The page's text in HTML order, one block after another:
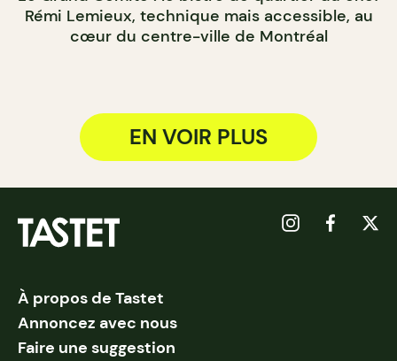
Rémi Lemieux, technique mais accessible, au
cœur du centre-ville de Montréal
EN VOIR PLUS
À propos de Tastet
Annoncez avec nous
Faire une suggestion